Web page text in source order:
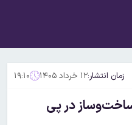
زمان انتشار:۱۲ خرداد ۱۴۰۵ ۱۹:۱۰
در پی